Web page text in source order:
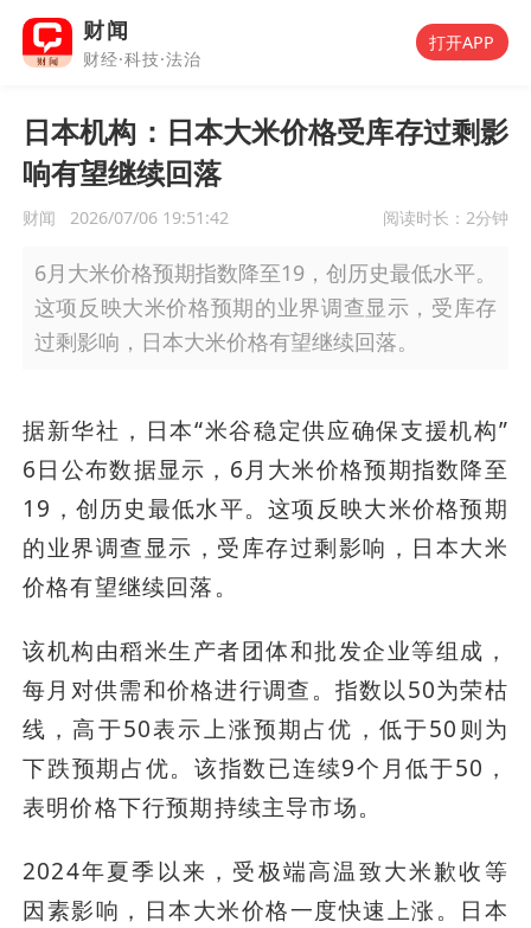
财闻
财经·科技·法治
打开APP
日本机构：日本大米价格受库存过剩影
响有望继续回落
财闻 2026/07/06 19:51:42 阅读时长： 2分钟
6月大米价格预期指数降至19，创历史最低水平。
这项反映大米价格预期的业界调查显示，受库存
过剩影响，日本大米价格有望继续回落。
据新华社，日本“米谷稳定供应确保支援机构”
6日公布数据显示，6月大米价格预期指数降至
19，创历史最低水平。这项反映大米价格预期
的业界调查显示，受库存过剩影响，日本大米
价格有望继续回落。
该机构由稻米生产者团体和批发企业等组成，
每月对供需和价格进行调查。指数以50为荣枯
线，高于50表示上涨预期占优，低于50则为
下跌预期占优。该指数已连续9个月低于50，
表明价格下行预期持续主导市场。
2024年夏季以来，受极端高温致大米歉收等
因素影响，日本大米价格一度快速上涨。日本